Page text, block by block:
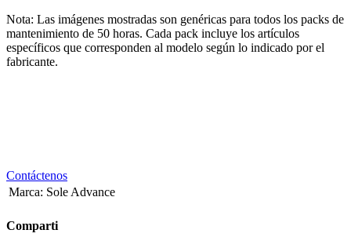
Nota: Las imágenes mostradas son genéricas para todos los packs de
mantenimiento de 50 horas. Cada pack incluye los artículos
específicos que corresponden al modelo según lo indicado por el
fabricante.
Contáctenos
Marca: Sole Advance
Comparti